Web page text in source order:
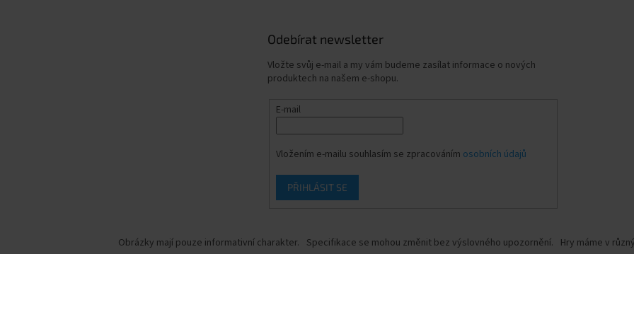
Odebírat newsletter
Vložte svůj e-mail a my vám budeme zasílat informace o nových
produktech na našem e-shopu.
E-mail
Vložením e-mailu souhlasím se zpracováním osobních údajů
PŘIHLÁSIT SE
Obrázky mají pouze informativní charakter. Specifikace se mohou změnit bez výslovného upozornění. Hry máme v